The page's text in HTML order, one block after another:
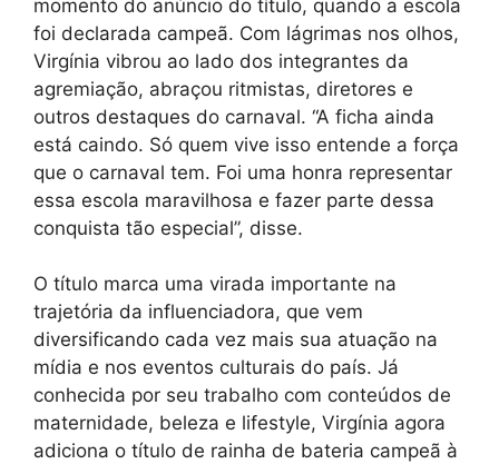
momento do anúncio do título, quando a escola
foi declarada campeã. Com lágrimas nos olhos,
Virgínia vibrou ao lado dos integrantes da
agremiação, abraçou ritmistas, diretores e
outros destaques do carnaval. “A ficha ainda
está caindo. Só quem vive isso entende a força
que o carnaval tem. Foi uma honra representar
essa escola maravilhosa e fazer parte dessa
conquista tão especial”, disse.
O título marca uma virada importante na
trajetória da influenciadora, que vem
diversificando cada vez mais sua atuação na
mídia e nos eventos culturais do país. Já
conhecida por seu trabalho com conteúdos de
maternidade, beleza e lifestyle, Virgínia agora
adiciona o título de rainha de bateria campeã à